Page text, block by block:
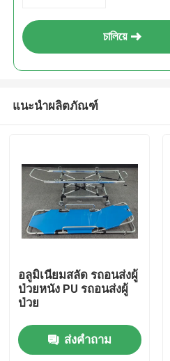
บ้าน
চালিয়ে
แนะนำผลิตภัณฑ์
อลูมิเนียมสลัด รถอนส่งผู้
ป่วยหนัง PU รถอนส่งผู้
ป่วย
ส่งคำถาม